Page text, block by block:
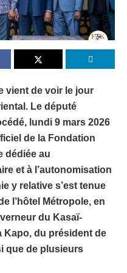
vient de voir le jour
Le député
lundi 9 mars 2026
de la Fondation
dédiée au
et à l’autonomisation
y relative s’est tenue
l’hôtel Métropole, en
du Kasaï-
Kapo, du président de
que de plusieurs